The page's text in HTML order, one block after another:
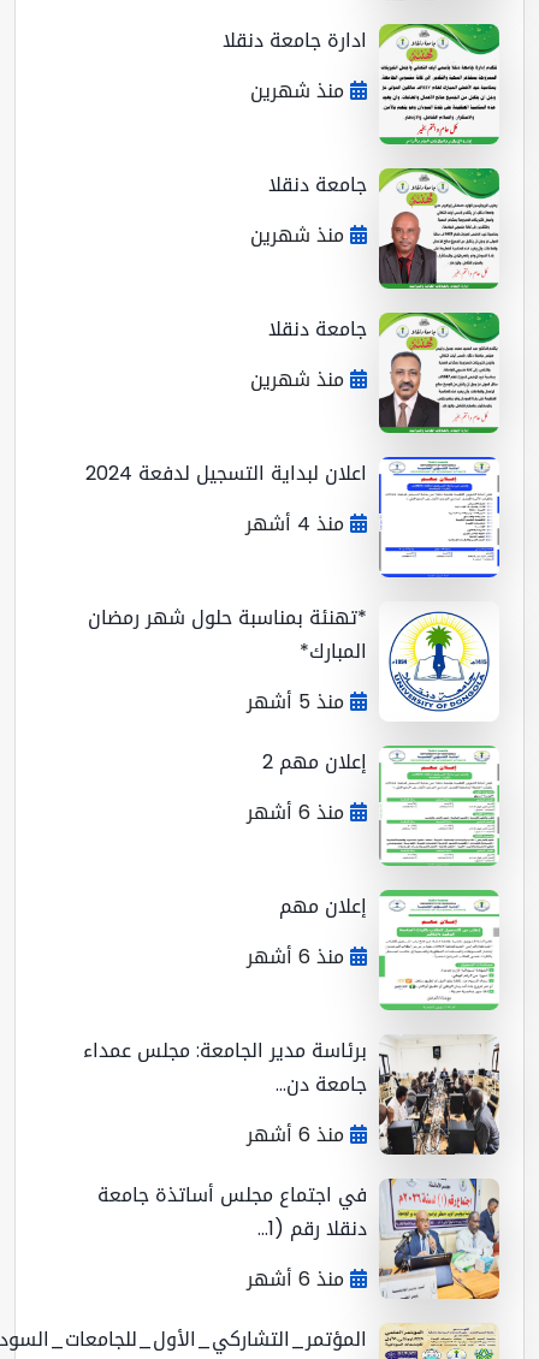
ادارة جامعة دنقلا
منذ شهرين
جامعة دنقلا
منذ شهرين
جامعة دنقلا
منذ شهرين
اعلان لبداية التسجيل لدفعة 2024
منذ 4 أشهر
*تهنئة بمناسبة حلول شهر رمضان
المبارك*
منذ 5 أشهر
إعلان مهم 2
منذ 6 أشهر
إعلان مهم
منذ 6 أشهر
برئاسة مدير الجامعة: مجلس عمداء
جامعة دن...
منذ 6 أشهر
في اجتماع مجلس أساتذة جامعة
دنقلا رقم (1...
منذ 6 أشهر
المؤتمر_التشاركي_الأول_للجامعات_السوداني...